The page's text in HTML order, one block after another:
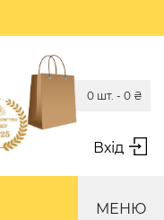
Вхід
0 шт. - 0 ₴
МЕНЮ